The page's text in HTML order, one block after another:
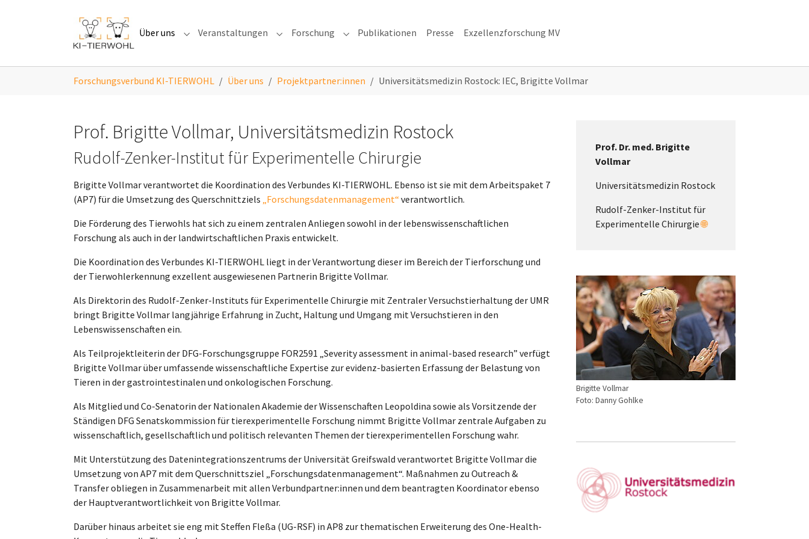
Über uns Submenu for "Über uns"
Veranstaltungen Submenu for "Veranstaltungen"
Forschung Submenu for "Forschung"
Publikationen Presse Exzellenzforschung MV
Forschungsverbund KI-TIERWOHL Über uns Projektpartner:innen Universitätsmedizin Rostock: IEC, Brigitte Vollmar
Prof. Brigitte Vollmar, Universitätsmedizin Rostock
Rudolf-Zenker-Institut für Experimentelle Chirurgie
Brigitte Vollmar verantwortet die Koordination des Verbundes KI-TIERWOHL. Ebenso ist sie mit dem Arbeitspaket 7
(AP7) für die Umsetzung des Querschnittziels „Forschungsdatenmanagement“ verantwortlich.
Die Förderung des Tierwohls hat sich zu einem zentralen Anliegen sowohl in der lebenswissenschaftlichen
Forschung als auch in der landwirtschaftlichen Praxis entwickelt.
Die Koordination des Verbundes KI-TIERWOHL liegt in der Verantwortung dieser im Bereich der Tierforschung und
der Tierwohlerkennung exzellent ausgewiesenen Partnerin Brigitte Vollmar.
Als Direktorin des Rudolf-Zenker-Instituts für Experimentelle Chirurgie mit Zentraler Versuchstierhaltung der UMR
bringt Brigitte Vollmar langjährige Erfahrung in Zucht, Haltung und Umgang mit Versuchstieren in den
Lebenswissenschaften ein.
Als Teilprojektleiterin der DFG-Forschungsgruppe FOR2591 „Severity assessment in animal-based research” verfügt
Brigitte Vollmar über umfassende wissenschaftliche Expertise zur evidenz-basierten Erfassung der Belastung von
Tieren in der gastrointestinalen und onkologischen Forschung.
Als Mitglied und Co-Senatorin der Nationalen Akademie der Wissenschaften Leopoldina sowie als Vorsitzende der
Ständigen DFG Senatskommission für tierexperimentelle Forschung nimmt Brigitte Vollmar zentrale Aufgaben zu
wissenschaftlich, gesellschaftlich und politisch relevanten Themen der tierexperimentellen Forschung wahr.
Mit Unterstützung des Datenintegrationszentrums der Universität Greifswald verantwortet Brigitte Vollmar die
Umsetzung von AP7 mit dem Querschnittsziel „Forschungsdatenmanagement“. Maßnahmen zu Outreach &
Transfer obliegen in Zusammenarbeit mit allen Verbundpartner:innen und dem beantragten Koordinator ebenso
der Hauptverantwortlichkeit von Brigitte Vollmar.
Darüber hinaus arbeitet sie eng mit Steffen Fleßa (UG-RSF) in AP8 zur thematischen Erweiterung des One-Health-
Prof. Dr. med. Brigitte
Vollmar
Universitätsmedizin Rostock
Rudolf-Zenker-Institut für
Experimentelle Chirurgie🌐
Brigitte Vollmar
Foto: Danny Gohlke